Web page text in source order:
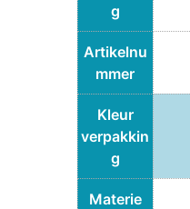
g
Artikelnu
mmer
Kleur
verpakkin
g
Materie